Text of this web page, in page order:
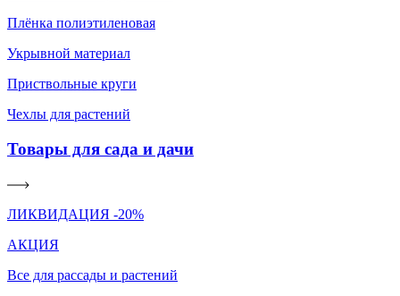
Плёнка полиэтиленовая
Укрывной материал
Приствольные круги
Чехлы для растений
Товары для сада и дачи
ЛИКВИДАЦИЯ -20%
АКЦИЯ
Все для рассады и растений